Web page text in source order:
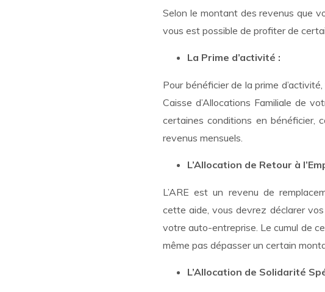
Selon le montant des revenus que
vous est possible de profiter de
La Prime d’activité :
Pour bénéficier de la prime
Caisse d’Allocations Familiale de
certaines conditions en bénéficier,
revenus mensuels.
L’Allocation de Retour à
L’ARE est un revenu de
cette aide, vous devrez déclarer
votre auto-entreprise. Le cumul de
même pas dépasser un certain
L’Allocation de Solidarité